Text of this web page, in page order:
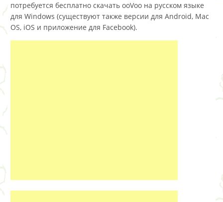
потребуется бесплатно скачать ooVoo на русском языке
для Windows (существуют также версии для Android, Mac
OS, iOS и приложение для Facebook).